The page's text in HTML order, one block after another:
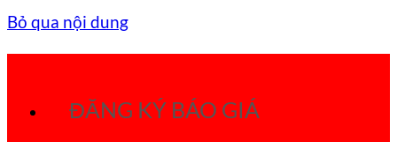
Bỏ qua nội dung
ĐĂNG KÝ BÁO GIÁ